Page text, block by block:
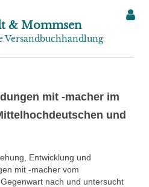
& Mommsen
Versandbuchhandlung
mit -macher im
und
Entwicklung und
mit -macher vom
nach und untersucht